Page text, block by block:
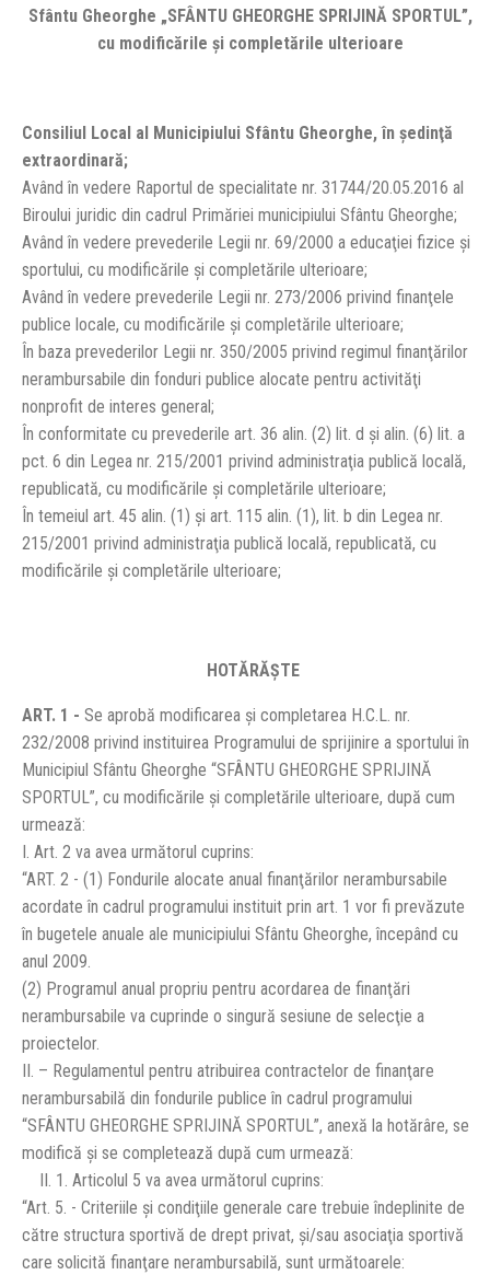
Sfântu Gheorghe „SFÂNTU GHEORGHE SPRIJINĂ SPORTUL”,
cu modificările şi completările ulterioare
Consiliul Local al Municipiului Sfântu Gheorghe, în şedinţă
extraordinară;
Având în vedere Raportul de specialitate nr. 31744/20.05.2016 al
Biroului juridic din cadrul Primăriei municipiului Sfântu Gheorghe;
Având în vedere prevederile Legii nr. 69/2000 a educaţiei fizice şi
sportului, cu modificările şi completările ulterioare;
Având în vedere prevederile Legii nr. 273/2006 privind finanţele
publice locale, cu modificările şi completările ulterioare;
În baza prevederilor Legii nr. 350/2005 privind regimul finanţărilor
nerambursabile din fonduri publice alocate pentru activităţi
nonprofit de interes general;
În conformitate cu prevederile art. 36 alin. (2) lit. d şi alin. (6) lit. a
pct. 6 din Legea nr. 215/2001 privind administraţia publică locală,
republicată, cu modificările şi completările ulterioare;
În temeiul art. 45 alin. (1) şi art. 115 alin. (1), lit. b din Legea nr.
215/2001 privind administraţia publică locală, republicată, cu
modificările şi completările ulterioare;
HOTĂRĂŞTE
ART. 1 - Se aprobă modificarea şi completarea H.C.L. nr.
232/2008 privind instituirea Programului de sprijinire a sportului în
Municipiul Sfântu Gheorghe “SFÂNTU GHEORGHE SPRIJINĂ
SPORTUL”, cu modificările şi completările ulterioare, după cum
urmează:
I. Art. 2 va avea următorul cuprins:
“ART. 2 - (1) Fondurile alocate anual finanţărilor nerambursabile
acordate în cadrul programului instituit prin art. 1 vor fi prevăzute
în bugetele anuale ale municipiului Sfântu Gheorghe, începând cu
anul 2009.
(2) Programul anual propriu pentru acordarea de finanţări
nerambursabile va cuprinde o singură sesiune de selecţie a
proiectelor.
II. – Regulamentul pentru atribuirea contractelor de finanţare
nerambursabilă din fondurile publice în cadrul programului
“SFÂNTU GHEORGHE SPRIJINĂ SPORTUL”, anexă la hotărâre, se
modifică şi se completează după cum urmează:
II. 1. Articolul 5 va avea următorul cuprins:
“Art. 5. - Criteriile şi condiţiile generale care trebuie îndeplinite de
către structura sportivă de drept privat, şi/sau asociaţia sportivă
care solicită finanţare nerambursabilă, sunt următoarele: